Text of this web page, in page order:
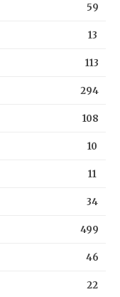
59
13
113
294
108
10
11
34
499
46
22